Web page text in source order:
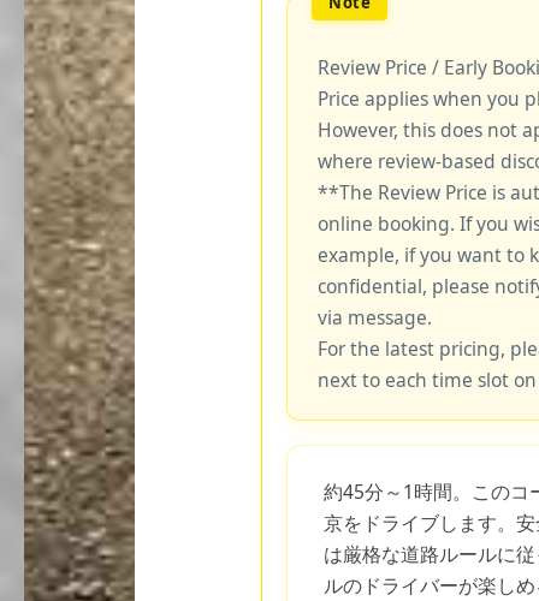
Review Price / Early
Price applies when you
However, this does not
where review-based
**The Review Price is
online booking. If you
example, if you want to
confidential, please
via message.
For the latest pricing,
next to each time slot
約45分～1時間。このコ
京をドライブします。
は厳格な道路ルールに
ルのドライバーが楽し